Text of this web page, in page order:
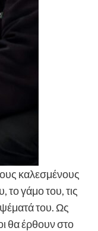
καλεσμένους
το γάμο του, τις
ψέματά του. Ως
θα έρθουν στο